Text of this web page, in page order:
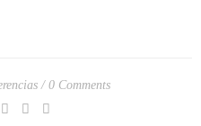
0 Comments